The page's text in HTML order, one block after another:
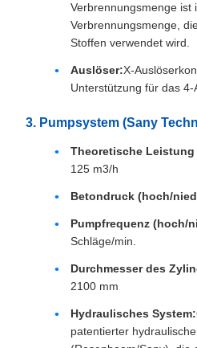
Verbrennungsmenge ist
Verbrennungsmenge,
Stoffen verwendet wird.
Auslöser:X-
Unterstützung für das 4-
3. Pumpsystem (Sany
Theoretische
125 m3/h
Betondruck (hoch/
Pumpfrequenz (hoch/
Schläge/min.
Durchmesser des
2100 mm
Hydraulisches System:
patentierter